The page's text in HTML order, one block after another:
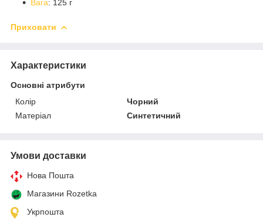
Вага: 125 г
Приховати
Характеристики
Основні атрибути
Колір
Чорний
Матеріал
Синтетичний
Умови доставки
Нова Пошта
Магазини Rozetka
Укрпошта